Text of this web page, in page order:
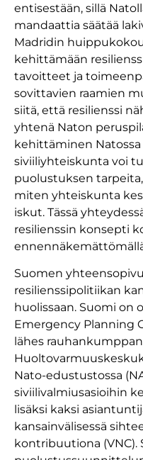
entisestään, sillä
mandaattia säätää
Madridin
kehittämään
tavoitteet ja
sovittavien raamien
siitä, että resilienssi
yhtenä Naton
kehittäminen
siviiliyhteiskunta voi
puolustuksen
miten yhteiskunta
iskut. Tässä
resilienssin konsepti
Suomen
resilienssipolitiikan
huolissaan. Suomi on
Emergency Planning
lähes
Nato-edustustossa
siviilivalmiusasioihin
lisäksi kaksi
kansainvälisessä
kontribuutiona